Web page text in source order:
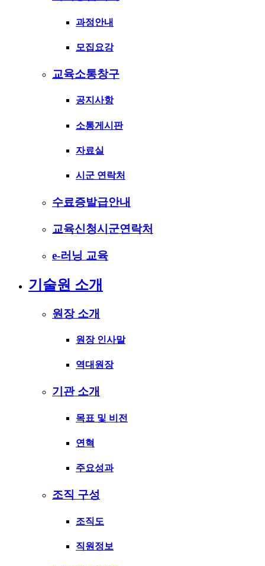
과정안내
모집요강
교육소통창구
공지사항
소통게시판
자료실
시군 연락처
수료증발급안내
교육신청시군연락처
e-러닝 교육
기술원 소개
원장 소개
원장 인사말
역대원장
기관 소개
목표 및 비전
연혁
주요성과
조직 구성
조직도
직원정보